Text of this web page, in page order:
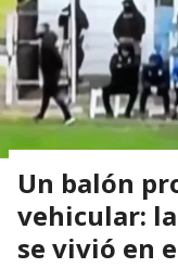
Un balón
vehicular:
se vivió en